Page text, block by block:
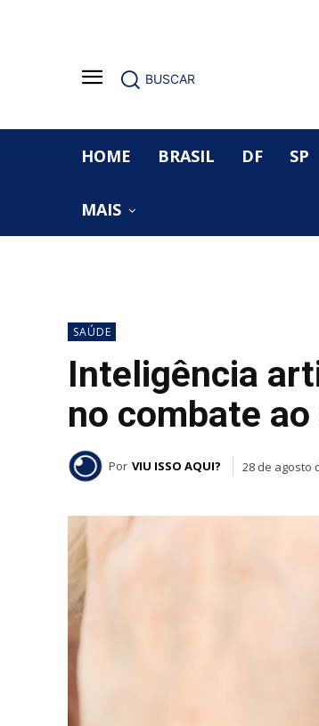
BUSCAR
HOME BRASIL DF SP
MAIS
SAÚDE
Inteligência
no combate
Por VIU ISSO AQUI? 28 de agosto